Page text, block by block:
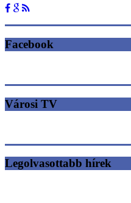
Facebook
Városi TV
Legolvasottabb hírek